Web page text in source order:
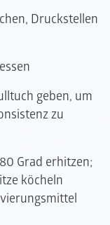
Druckstellen
geben, um
zu
Grad erhitzen;
köcheln